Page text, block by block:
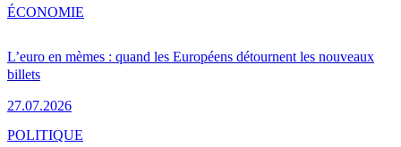
L’euro en mèmes : quand les Européens détournent les nouveaux
billets
27.07.2026
ÉCONOMIE
POLITIQUE